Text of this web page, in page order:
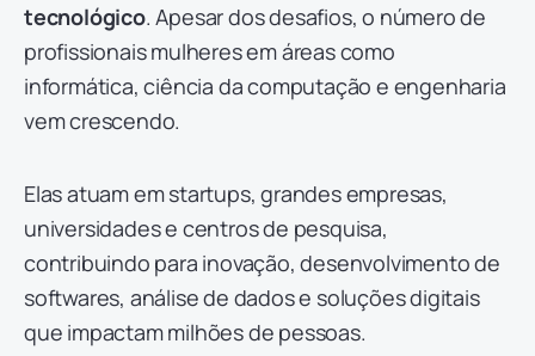
tecnológico. Apesar dos desafios, o número de
profissionais mulheres em áreas como
informática, ciência da computação e engenharia
vem crescendo.
Elas atuam em startups, grandes empresas,
universidades e centros de pesquisa,
contribuindo para inovação, desenvolvimento de
softwares, análise de dados e soluções digitais
que impactam milhões de pessoas.